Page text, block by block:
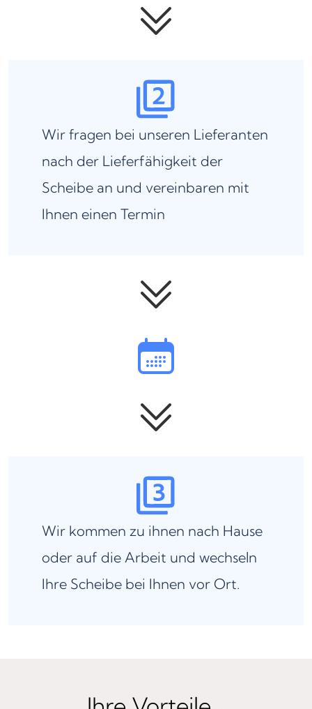
Wir fragen bei unseren Lieferanten
nach der Lieferfähigkeit der
Scheibe an und vereinbaren mit
Ihnen einen Termin
Wir kommen zu ihnen nach Hause
oder auf die Arbeit und wechseln
Ihre Scheibe bei Ihnen vor Ort.